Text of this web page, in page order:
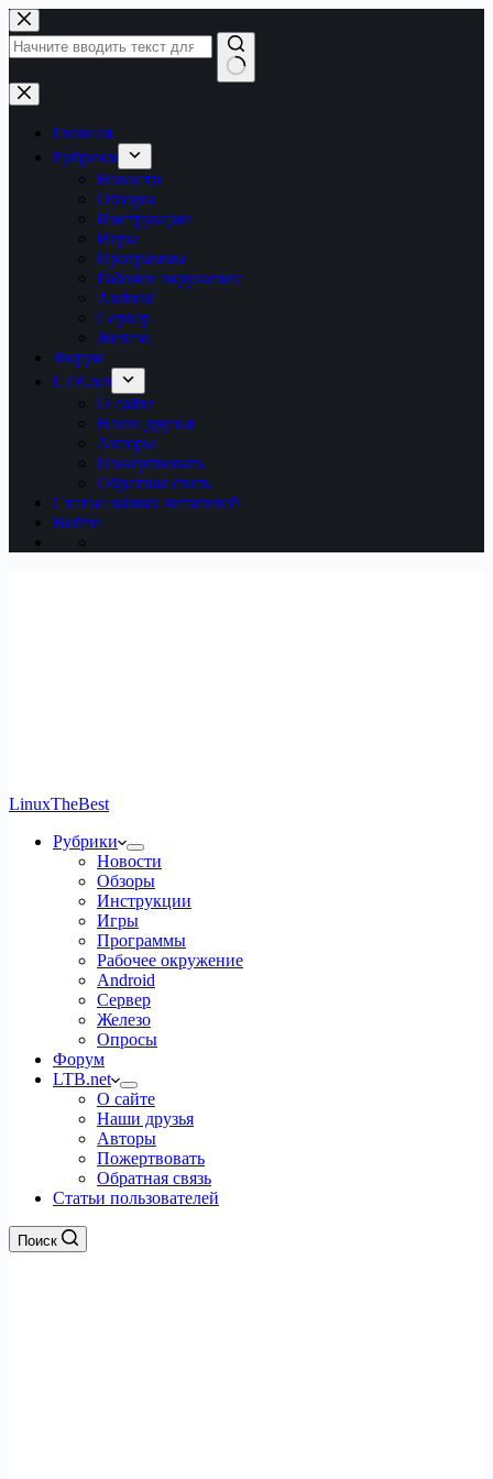
Перейти
к
сути
Ничего
не
найденоГлавная
Рубрики
Новости
Обзоры
Инструкции
Игры
Программы
Рабочее окружение
Android
Сервер
Железо
Форум
LTB.net
О сайте
Наши друзья
Авторы
Пожертвовать
Обратная связь
Статьи наших читателей
Войти
LinuxTheBest
Рубрики
Новости
Обзоры
Инструкции
Игры
Программы
Рабочее окружение
Android
Сервер
Железо
Опросы
Форум
LTB.net
О сайте
Наши друзья
Авторы
Пожертвовать
Обратная связь
Статьи пользователей
Поиск